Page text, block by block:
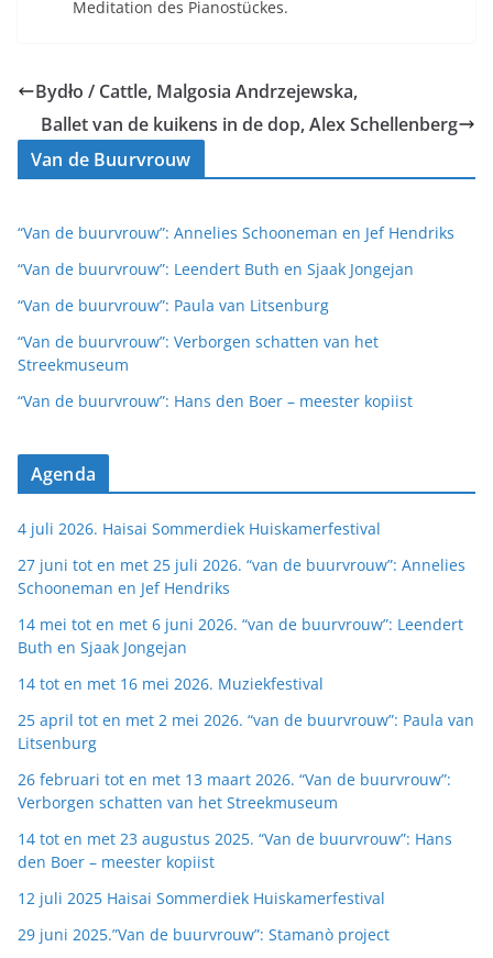
Meditation des Pianostückes.
Bydło / Cattle, Malgosia Andrzejewska,
Ballet van de kuikens in de dop, Alex Schellenberg
Van de Buurvrouw
“Van de buurvrouw”: Annelies Schooneman en Jef Hendriks
“Van de buurvrouw”: Leendert Buth en Sjaak Jongejan
“Van de buurvrouw”: Paula van Litsenburg
“Van de buurvrouw”: Verborgen schatten van het
Streekmuseum
“Van de buurvrouw”: Hans den Boer – meester kopiist
Agenda
4 juli 2026. Haisai Sommerdiek Huiskamerfestival
27 juni tot en met 25 juli 2026. “van de buurvrouw”: Annelies
Schooneman en Jef Hendriks
14 mei tot en met 6 juni 2026. “van de buurvrouw”: Leendert
Buth en Sjaak Jongejan
14 tot en met 16 mei 2026. Muziekfestival
25 april tot en met 2 mei 2026. “van de buurvrouw”: Paula van
Litsenburg
26 februari tot en met 13 maart 2026. “Van de buurvrouw”:
Verborgen schatten van het Streekmuseum
14 tot en met 23 augustus 2025. “Van de buurvrouw”: Hans
den Boer – meester kopiist
12 juli 2025 Haisai Sommerdiek Huiskamerfestival
29 juni 2025.”Van de buurvrouw”: Stamanò project